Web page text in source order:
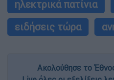
ηλεκτρικά πατίνια
ειδήσεις τώρα
Ακολούθησε το